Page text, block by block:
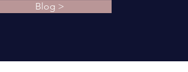
Blog >